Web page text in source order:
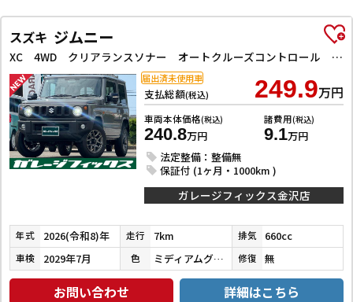
スズキ ジムニー
XC 4WD クリアランスソナー オートクルーズコントロール レーンアシスト 衝突被害軽減システム オートライト LEDヘッドランプ ヘッドライトウォッシャー スマートキー アイドリングストップ
支払総額(税込) 249.9万円
車両本体価格(税込)
240.8万円
諸費用(税込)
9.1万円
法定整備：整備無
保証付 (1ヶ月・1000km )
届出済未使用車
ガレージフィックス金沢店
年式 2026(令和8)年 走行 7km 排気 660cc
車検 2029年7月 色 ミディアムグレー 修復 無
お問い合わせ 詳細はこちら